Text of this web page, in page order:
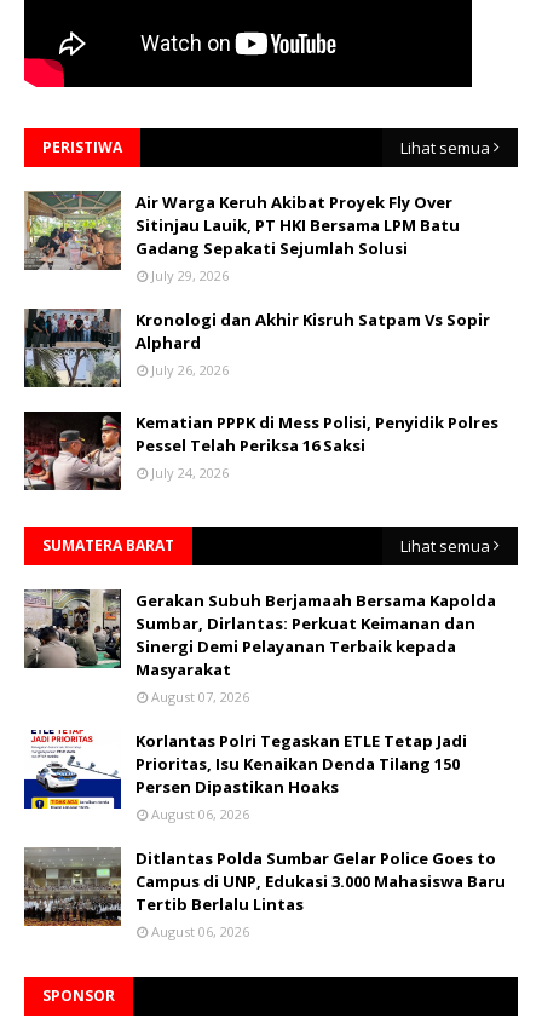
PERISTIWA Lihat semua
Air Warga Keruh Akibat Proyek Fly Over
Sitinjau Lauik, PT HKI Bersama LPM Batu
Gadang Sepakati Sejumlah Solusi
July 29, 2026
Kronologi dan Akhir Kisruh Satpam Vs Sopir
Alphard
July 26, 2026
Kematian PPPK di Mess Polisi, Penyidik Polres
Pessel Telah Periksa 16 Saksi
July 24, 2026
SUMATERA BARAT Lihat semua
Gerakan Subuh Berjamaah Bersama Kapolda
Sumbar, Dirlantas: Perkuat Keimanan dan
Sinergi Demi Pelayanan Terbaik kepada
Masyarakat
August 07, 2026
Korlantas Polri Tegaskan ETLE Tetap Jadi
Prioritas, Isu Kenaikan Denda Tilang 150
Persen Dipastikan Hoaks
August 06, 2026
Ditlantas Polda Sumbar Gelar Police Goes to
Campus di UNP, Edukasi 3.000 Mahasiswa Baru
Tertib Berlalu Lintas
August 06, 2026
SPONSOR